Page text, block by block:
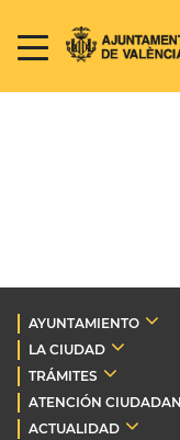
AYUNTAMIENTO
LA CIUDAD
TRÁMITES
ATENCIÓN
ACTUALIDAD